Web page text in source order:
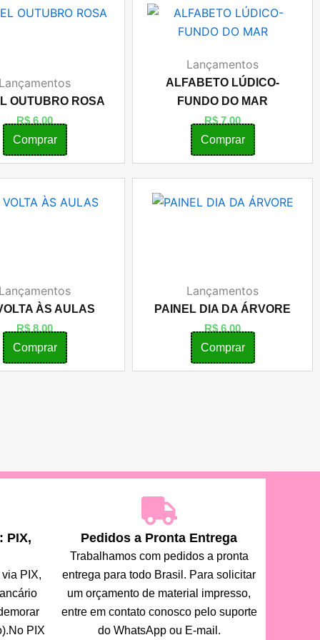
OUTUBRO ROSA
R$ 6,00
Comprar
Lançamentos
ALFABETO LÚDICO-
FUNDO DO MAR
R$ 7,00
Comprar
ÀS AULAS
R$ 8,00
Comprar
Lançamentos
PAINEL DIA DA ÁRVORE
R$ 6,00
Comprar
PIX,
PIX,
PIX
Pedidos a Pronta Entrega
Trabalhamos com pedidos a pronta
entrega para todo Brasil. Para solicitar
um orçamento de material impresso,
entre em contato conosco pelo suporte
do WhatsApp ou E-mail.